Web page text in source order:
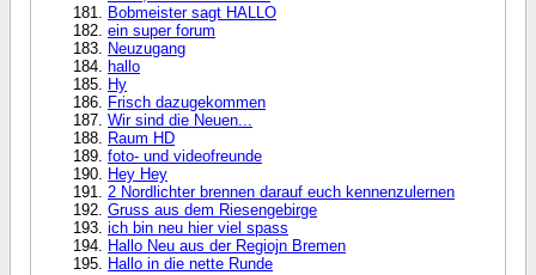
Bobmeister sagt HALLO
ein super forum
Neuzugang
hallo
Hy
Frisch dazugekommen
Wir sind die Neuen...
Raum HD
foto- und videofreunde
Hey Hey
2 Nordlichter brennen darauf euch kennenzulernen
Gruss aus dem Riesengebirge
ich bin neu hier viel spass
Hallo Neu aus der Regiojn Bremen
Hallo in die nette Runde